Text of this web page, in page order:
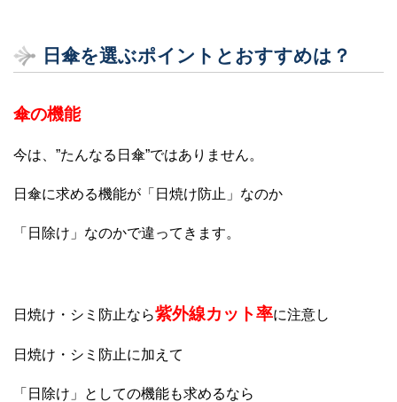
日傘を選ぶポイントとおすすめは？
傘の機能
今は、”たんなる日傘”ではありません。
日傘に求める機能が「日焼け防止」なのか
「日除け」なのかで違ってきます。
日焼け・シミ防止なら紫外線カット率に注意し
日焼け・シミ防止に加えて
「日除け」としての機能も求めるなら